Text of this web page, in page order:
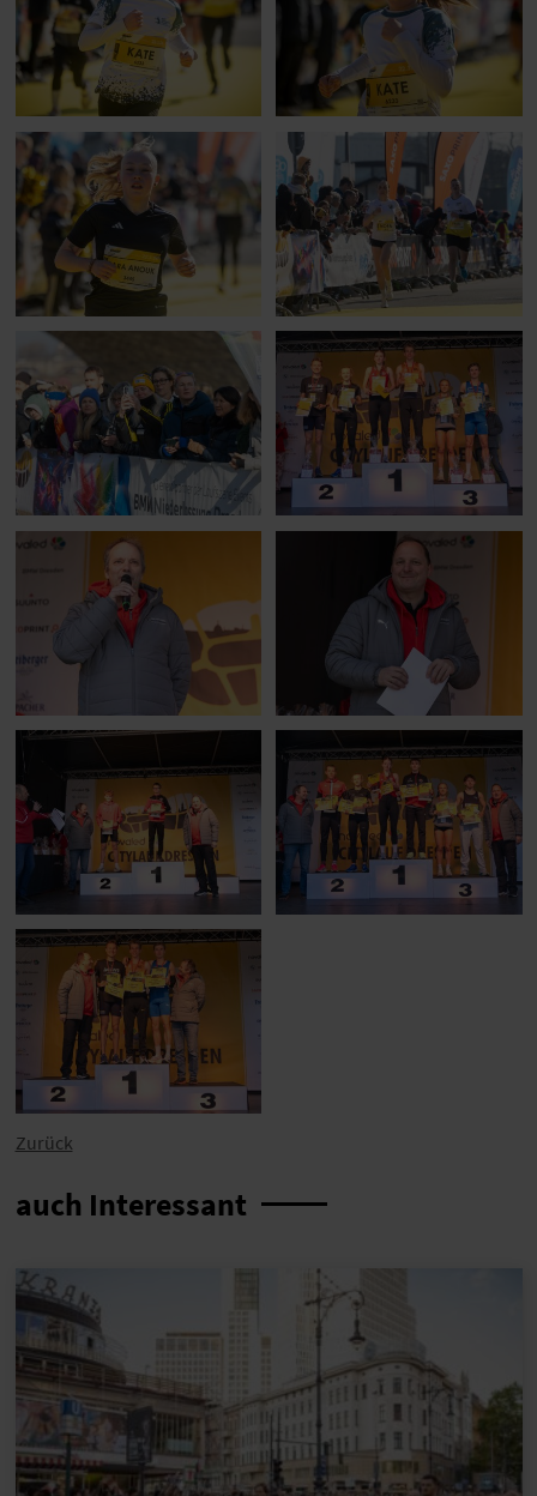
Zurück
auch Interessant